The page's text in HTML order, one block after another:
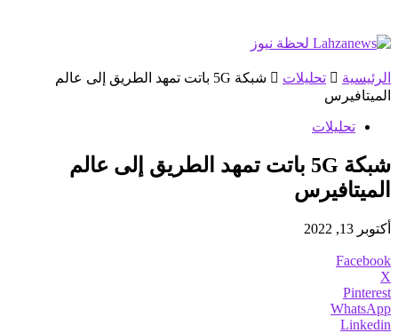
الرئيسية تحليلات
شبكة 5G باتت تمهد الطريق إلى عالم
الميتافيرس
تحليلات
شبكة 5G باتت تمهد الطريق إلى عالم
الميتافيرس
أكتوبر 13, 2022
Facebook
X
Pinterest
WhatsApp
Linkedin